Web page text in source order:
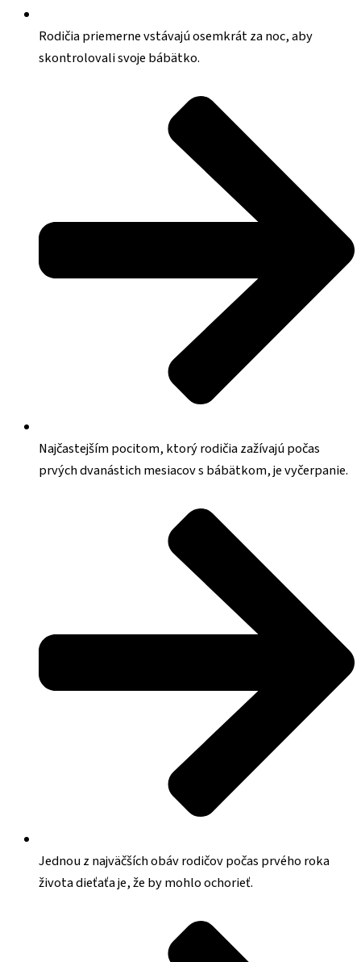
Rodičia priemerne vstávajú osemkrát za noc, aby
skontrolovali svoje bábätko.
Najčastejším pocitom, ktorý rodičia zažívajú počas
prvých dvanástich mesiacov s bábätkom, je vyčerpanie.
Jednou z najväčších obáv rodičov počas prvého roka
života dieťaťa je, že by mohlo ochorieť.